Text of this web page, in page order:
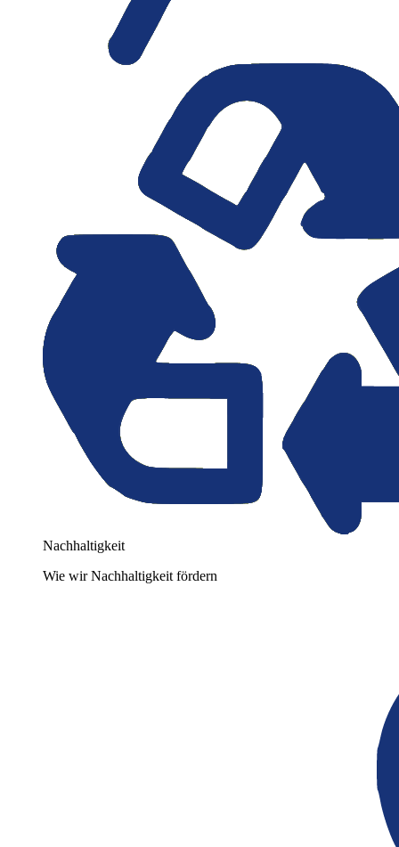
Nachhaltigkeit
Wie wir Nachhaltigkeit fördern